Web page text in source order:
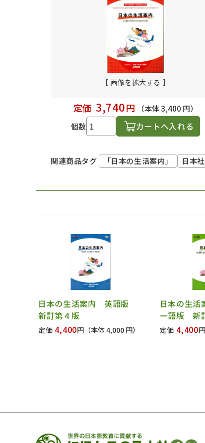
日本語学習関連副読本
［ 画像を拡大する ］
定価 3,740円
（本体 3,400 円）
個数
カートへ入れる
関連商品タグ 「日本の生活案内」 日本
日本の生活案内 英語版
新訂第４版
定価 4,400円 （本体 4,000 円）
日本の生
ー語版 新
定価 4,400円